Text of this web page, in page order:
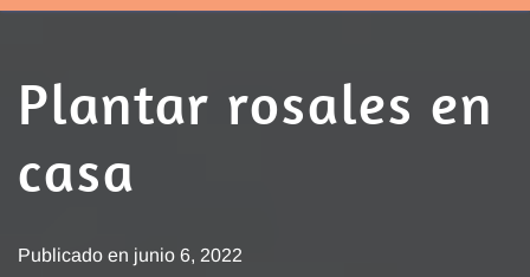
ONCE PARANÁ YOUTUBE/PYPNEWS –
Plantar rosales en
casa
Publicado en junio 6, 2022